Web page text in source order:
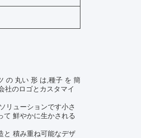
の 丸い 形 は,種子 を 簡
社のロゴとカスタマイ
リューションです小さ
て 鮮やかに生かされる
と 積み重ね可能なデザ